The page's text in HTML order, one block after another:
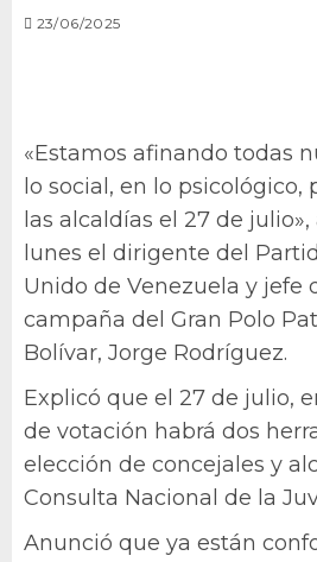
23/06/2025
«Estamos afinando todas
lo social, en lo psicológico,
las alcaldías el 27 de
lunes el dirigente del
Unido de Venezuela y jefe
campaña del Gran Polo
Bolívar, Jorge Rodríguez.
Explicó que el 27 de julio,
de votación habrá dos
elección de concejales y
Consulta Nacional de la
Anunció que ya están